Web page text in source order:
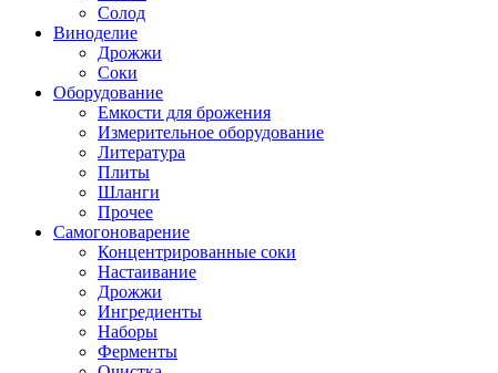
Солод
Виноделие
Дрожжи
Соки
Оборудование
Емкости для брожения
Измерительное оборудование
Литература
Плиты
Шланги
Прочее
Самогоноварение
Концентрированные соки
Настаивание
Дрожжи
Ингредиенты
Наборы
Ферменты